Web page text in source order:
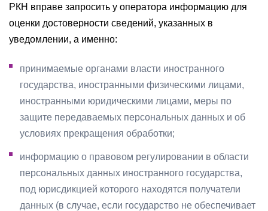
РКН вправе запросить у оператора информацию для
оценки достоверности сведений, указанных в
уведомлении, а именно:
принимаемые органами власти иностранного
государства, иностранными физическими лицами,
иностранными юридическими лицами, меры по
защите передаваемых персональных данных и об
условиях прекращения обработки;
информацию о правовом регулировании в области
персональных данных иностранного государства,
под юрисдикцией которого находятся получатели
данных (в случае, если государство не обеспечивает